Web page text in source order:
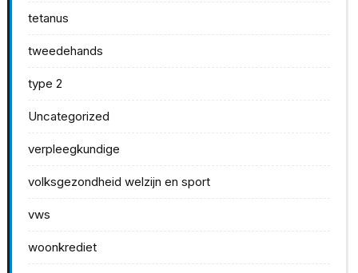
tetanus
tweedehands
type 2
Uncategorized
verpleegkundige
volksgezondheid welzijn en sport
vws
woonkrediet